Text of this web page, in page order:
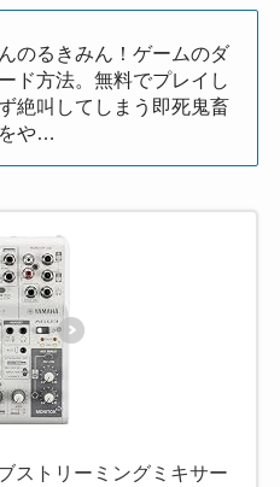
のるきみん！ゲームのダ
ド方法。無料でプレイし
絶叫してしまう即死鬼畜
や…
ストリーミングミキサー